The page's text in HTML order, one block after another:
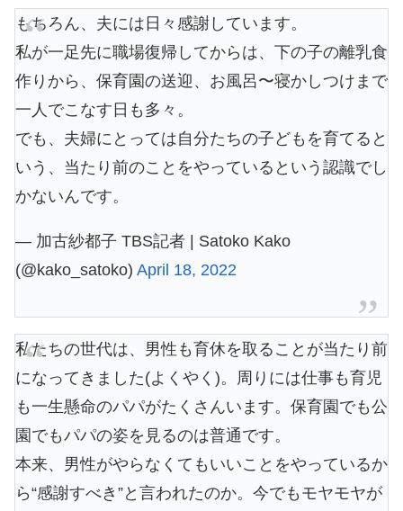
もちろん、夫には日々感謝しています。
私が一足先に職場復帰してからは、下の子の離乳食
作りから、保育園の送迎、お風呂〜寝かしつけまで
一人でこなす日も多々。
でも、夫婦にとっては自分たちの子どもを育てると
いう、当たり前のことをやっているという認識でし
かないんです。
— 加古紗都子 TBS記者 | Satoko Kako
(@kako_satoko) April 18, 2022
私たちの世代は、男性も育休を取ることが当たり前
になってきました(よくやく)。周りには仕事も育児
も一生懸命のパパがたくさんいます。保育園でも公
園でもパパの姿を見るのは普通です。
本来、男性がやらなくてもいいことをやっているか
ら“感謝すべき”と言われたのか。今でもモヤモヤが